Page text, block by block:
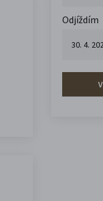
Odjíždím